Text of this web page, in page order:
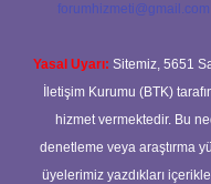
forumhizmeti@gmail.com
Yasal Uyarı: Sitemiz, 5651
İletişim Kurumu (BTK)
hizmet vermektedir. Bu
denetleme veya araştırma
üyelerimiz yazdıkları